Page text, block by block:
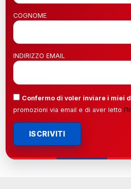
COGNOME
INDIRIZZO EMAIL
Confermo di voler inviare i miei
promozioni via email e di aver letto l’
ISCRIVITI